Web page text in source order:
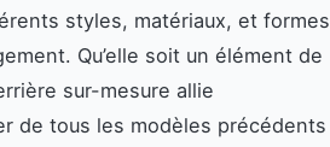
styles, matériaux, et formes
Qu’elle soit un élément de
sur-mesure allie
de tous les modèles précédents